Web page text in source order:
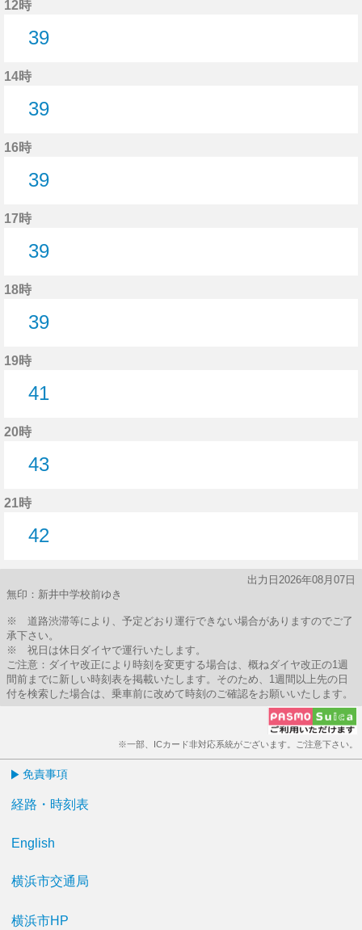
12時
39
14時
39
16時
39
17時
39
18時
39
19時
41
20時
43
21時
42
出力日2026年08月07日
無印：新井中学校前ゆき
※ 道路渋滞等により、予定どおり運行できない場合がありますのでご了
承下さい。
※ 祝日は休日ダイヤで運行いたします。
ご注意：ダイヤ改正により時刻を変更する場合は、概ねダイヤ改正の1週
間前までに新しい時刻表を掲載いたします。そのため、1週間以上先の日
付を検索した場合は、乗車前に改めて時刻のご確認をお願いいたします。
※一部、ICカード非対応系統がございます。ご注意下さい。
免責事項
経路・時刻表
English
横浜市交通局
横浜市HP